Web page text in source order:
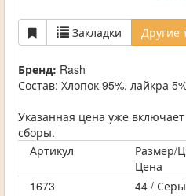
Закладки Другие
Бренд: Rash
Состав: Хлопок 95%, лайкра
Указанная цена уже
сборы.
Артикул
Размер/
Цена
1673
44 /